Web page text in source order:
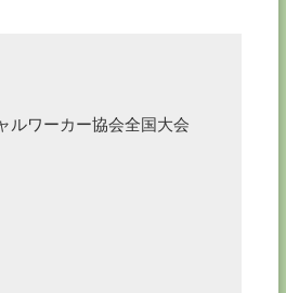
ルワーカー協会全国大会